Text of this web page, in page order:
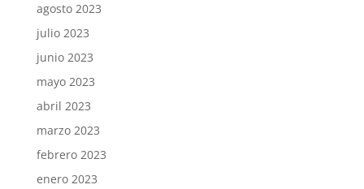
agosto 2023
julio 2023
junio 2023
mayo 2023
abril 2023
marzo 2023
febrero 2023
enero 2023